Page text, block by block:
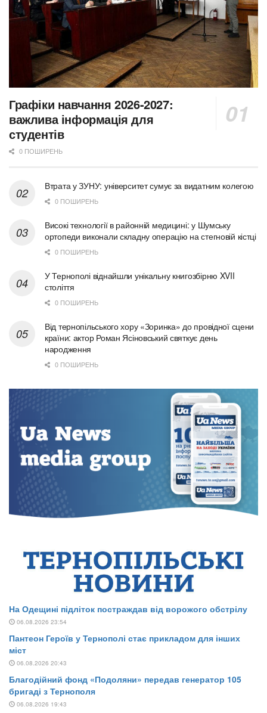
Графіки навчання 2026-2027:
важлива інформація для
студентів
0 ПОШИРЕНЬ
Втрата у ЗУНУ: університет сумує за видатним колегою
0 ПОШИРЕНЬ
Високі технології в районній медицині: у Шумську
ортопеди виконали складну операцію на стегновій кістці
0 ПОШИРЕНЬ
У Тернополі віднайшли унікальну книгозбірню XVII
століття
0 ПОШИРЕНЬ
Від тернопільського хору «Зоринка» до провідної сцени
країни: актор Роман Ясіновський святкує день
народження
0 ПОШИРЕНЬ